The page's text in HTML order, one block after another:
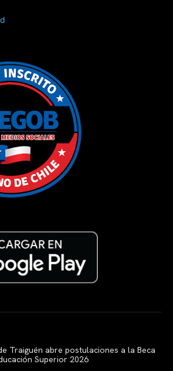
Traiguén abre postulaciones a la Beca
Superior 2026